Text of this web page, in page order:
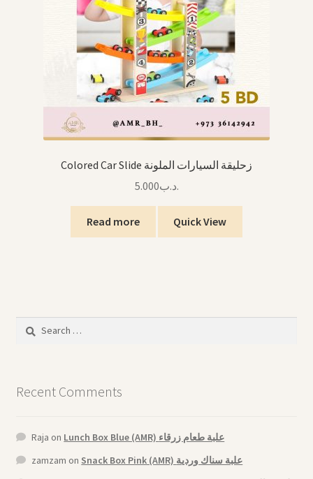
Colored Car Slide زحليقة السيارات الملونة
.د.ب5.000
Read more Quick View
Recent Comments
Raja on
Lunch Box Blue (AMR) علبة طعام زرقاء
zamzam on
Snack Box Pink (AMR) علبة سناك وردية